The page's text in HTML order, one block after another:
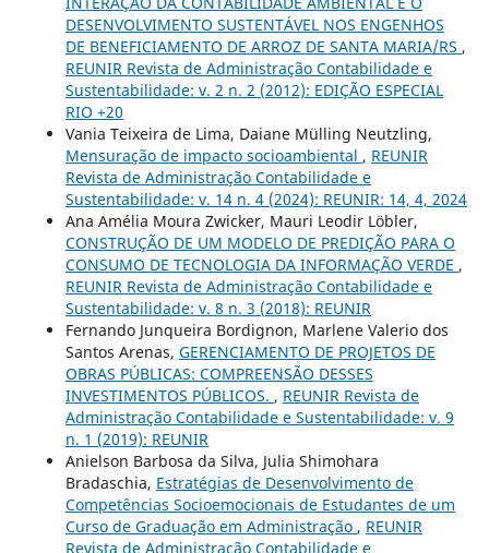
DESENVOLVIMENTO SUSTENTÁVEL NOS ENGENHOS
DE BENEFICIAMENTO DE ARROZ DE SANTA MARIA/RS ,
REUNIR Revista de Administração Contabilidade e
Sustentabilidade: v. 2 n. 2 (2012): EDIÇÃO ESPECIAL
RIO +20
Vania Teixeira de Lima, Daiane Mülling Neutzling,
Mensuração de impacto socioambiental , REUNIR
Revista de Administração Contabilidade e
Sustentabilidade: v. 14 n. 4 (2024): REUNIR: 14, 4, 2024
Ana Amélia Moura Zwicker, Mauri Leodir Löbler,
CONSTRUÇÃO DE UM MODELO DE PREDIÇÃO PARA O
CONSUMO DE TECNOLOGIA DA INFORMAÇÃO VERDE ,
REUNIR Revista de Administração Contabilidade e
Sustentabilidade: v. 8 n. 3 (2018): REUNIR
Fernando Junqueira Bordignon, Marlene Valerio dos
Santos Arenas, GERENCIAMENTO DE PROJETOS DE
OBRAS PÚBLICAS: COMPREENSÃO DESSES
INVESTIMENTOS PÚBLICOS. , REUNIR Revista de
Administração Contabilidade e Sustentabilidade: v. 9
n. 1 (2019): REUNIR
Anielson Barbosa da Silva, Julia Shimohara
Bradaschia, Estratégias de Desenvolvimento de
Competências Socioemocionais de Estudantes de um
Curso de Graduação em Administração , REUNIR
Revista de Administração Contabilidade e